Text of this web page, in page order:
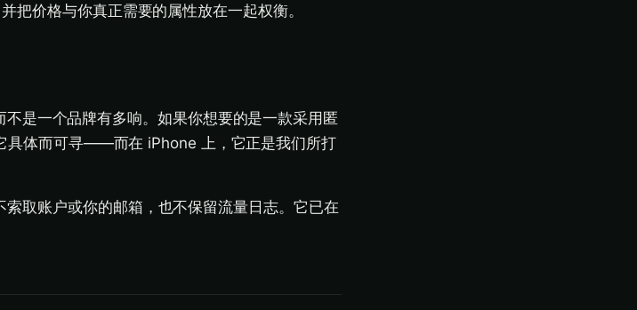
把价格与你真正需要的属性放在一起权衡。
是一个品牌有多响。如果你想要的是一款采用匿
具体而可寻——而在 iPhone 上，它正是我们所打
取账户或你的邮箱，也不保留流量日志。它已在